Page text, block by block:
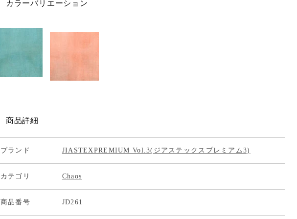
カラーバリエーション
商品詳細
ブランド JIASTEXPREMIUM Vol.3(ジアステックスプレミアム3)
カテゴリ Chaos
商品番号 JD261